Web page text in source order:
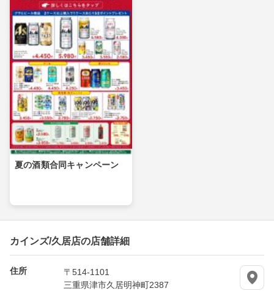
夏の酒類合同キャンペーン
カインズ/久居店の店舗詳細
住所
〒514-1101
三重県津市久居明神町2387